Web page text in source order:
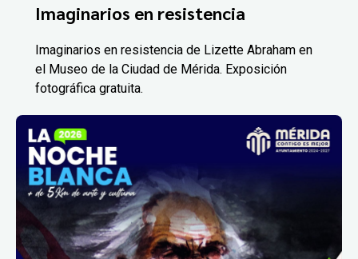
Imaginarios en resistencia
Imaginarios en resistencia de Lizette Abraham en
el Museo de la Ciudad de Mérida. Exposición
fotográfica gratuita.